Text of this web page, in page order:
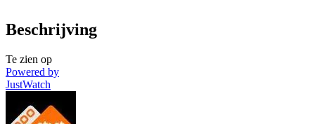
Beschrijving
Te zien op
Powered by
JustWatch